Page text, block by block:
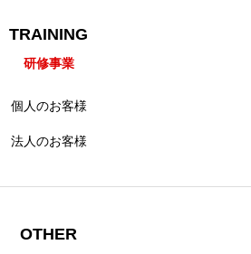
TRAINING
研修事業
個人のお客様
法人のお客様
OTHER